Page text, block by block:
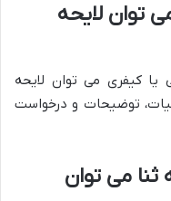
توان لایحه
یا کیفری می توان لایحه
توضیحات و درخواست
ثنا می توان